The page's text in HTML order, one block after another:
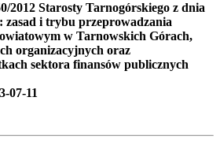
2012 Starosty Tarnogórskiego z dnia
zasad i trybu przeprowadzania
w Tarnowskich Górach,
organizacyjnych oraz
sektora finansów publicznych
07-11